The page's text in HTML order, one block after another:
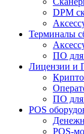
DPM
Терминалы
ПО
Лицензии и
ПО
POS
POS-